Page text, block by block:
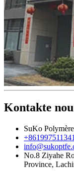
Kontakte nou
SuKo
No.8 Ziyahe
Province,